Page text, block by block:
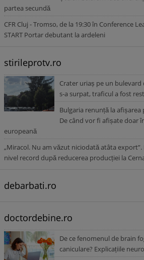
partea secundă
CFR Cluj - Tromso, de la 19:30 în Conference
START Portar debutant la ardeleni
stirileprotv.ro
Crater uriaș pe un
s-a surpat, traficul a fost
Bulgaria renunță la
De când vor fi afișate doar
europeană
„Miracol. Nu am văzut niciodată atâta export”.
nivel record după reducerea producției la
debarbati.ro
doctordebine.ro
De ce fenomenul de brain
caniculare? Explicațiile